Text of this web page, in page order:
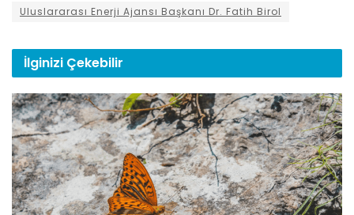
Uluslararası Enerji Ajansı Başkanı Dr. Fatih Birol
İlginizi Çekebilir